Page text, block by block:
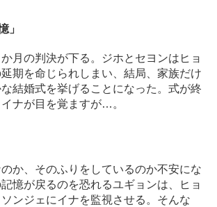
」
月の判決が下る。ジホとセヨンはヒョ
期を命じられしまい、結局、家族だけ
結婚式を挙げることになった。式が終
ナが目を覚ますが…。
か、そのふりをしているのか不安にな
憶が戻るのを恐れるユギョンは、ヒョ
ンジェにイナを監視させる。そんな